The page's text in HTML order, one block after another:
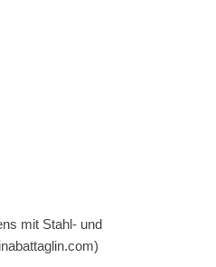
mit Stahl- und